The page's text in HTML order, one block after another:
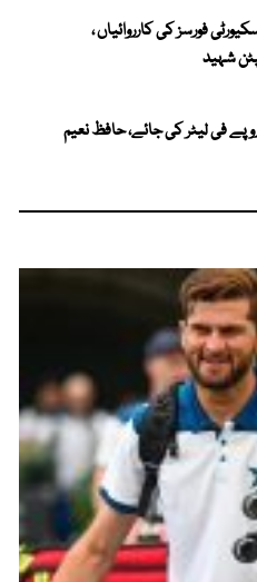
فورسز کی کارروائیاں ،
کی قیمت 228 روپے فی لیٹر کی جائے، حافظ نعیم